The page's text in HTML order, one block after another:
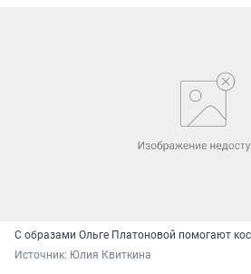
С образами Ольге Платоновой помогают
Источник: Юлия Квиткина